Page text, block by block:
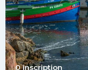
0 inscription